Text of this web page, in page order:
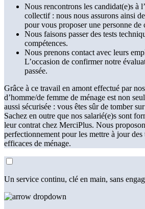
Nous rencontrons les candidat(e)s à
collectif : nous nous assurons ainsi
pour vous proposer une personne de
Nous faisons passer des tests
compétences.
Nous prenons contact avec leurs
L’occasion de confirmer notre
passée.
Grâce à ce travail en amont effectué par
d’homme/de femme de ménage est non
aussi sécurisée : vous êtes sûr de tomber
Sachez en outre que nos salarié(e)s sont
leur contrat chez MerciPlus. Nous
perfectionnement pour les mettre à jour des
efficaces de ménage.
Un service continu, clé en main, sans